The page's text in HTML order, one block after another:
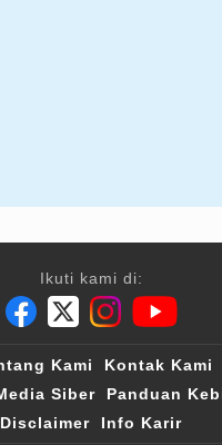
Ikuti kami di:
Kami Kontak Kami
Siber
Panduan
Disclaimer
Info Karir